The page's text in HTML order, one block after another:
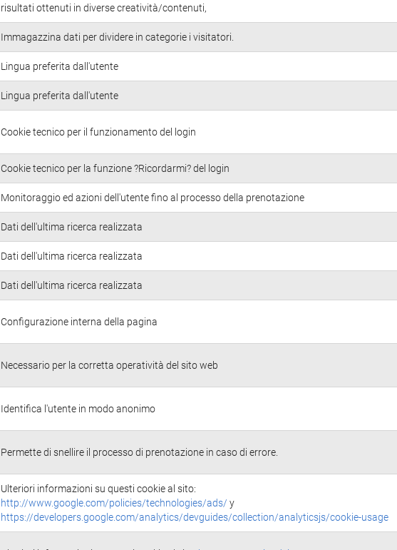
risultati ottenuti in diverse creatività/contenuti,
Immagazzina dati per dividere in categorie i visitatori.
Lingua preferita dall'utente
Lingua preferita dall'utente
Cookie tecnico per il funzionamento del login
Cookie tecnico per la funzione ?Ricordarmi? del login
Monitoraggio ed azioni dell'utente fino al processo della prenotazione
Dati dell'ultima ricerca realizzata
Dati dell'ultima ricerca realizzata
Dati dell'ultima ricerca realizzata
Configurazione interna della pagina
Necessario per la corretta operatività del sito web
Identifica l'utente in modo anonimo
Permette di snellire il processo di prenotazione in caso di errore.
Ulteriori informazioni su questi cookie al sito:
http://www.google.com/policies/technologies/ads/ y
https://developers.google.com/analytics/devguides/collection/analyticsjs/cookie-usage